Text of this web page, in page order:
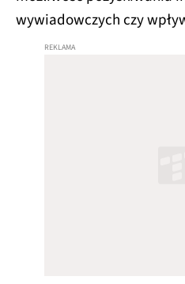
wywiadowczych czy